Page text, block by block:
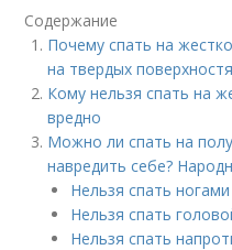
Содержание
Почему спать на
на твердых
Кому нельзя спать на
вредно
Можно ли спать на
навредить себе?
Нельзя спать
Нельзя спать
Нельзя спать